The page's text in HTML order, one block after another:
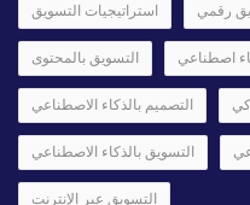
استراتيجيات التسويق رقمي
التسويق بالمحتوى اصطناعي
التصميم بالذكاء الاصطناعي
التسويق بالذكاء الاصطناعي
التسويق عبر الإنترنت